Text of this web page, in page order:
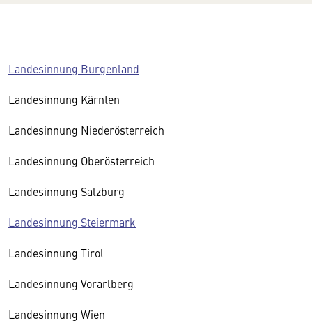
Landesinnung Burgenland
Landesinnung Kärnten
Landesinnung Niederösterreich
Landesinnung Oberösterreich
Landesinnung Salzburg
Landesinnung Steiermark
Landesinnung Tirol
Landesinnung Vorarlberg
Landesinnung Wien